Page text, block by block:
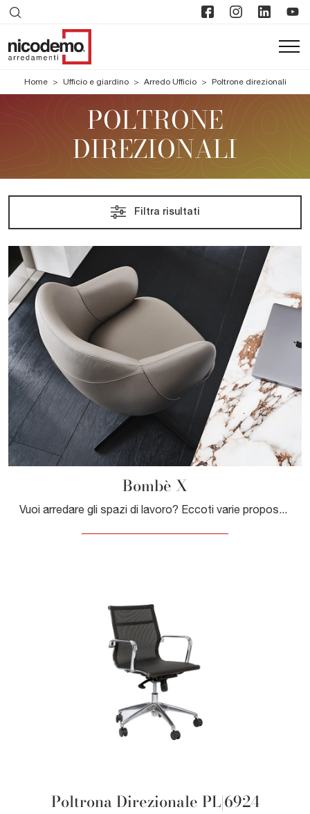
Home > Ufficio e giardino > Arredo Ufficio > Poltrone direzionali
POLTRONE
DIREZIONALI
Filtra risultati
Bombè X
Poltrona Direzionale PL|6924